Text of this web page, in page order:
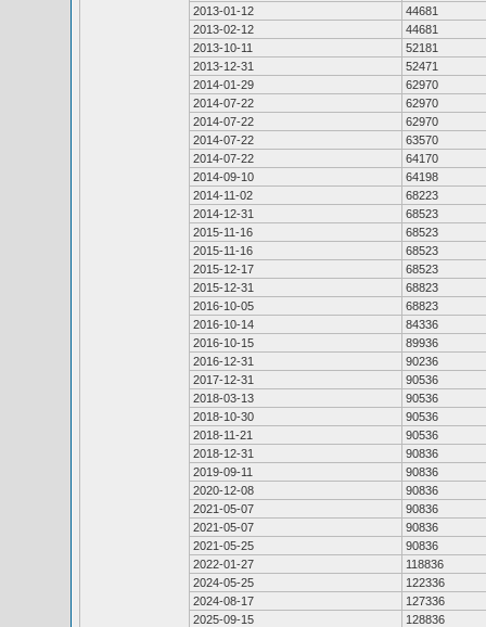
2013-01-12
44681
2013-02-12
44681
2013-10-11
52181
2013-12-31
52471
2014-01-29
62970
2014-07-22
62970
2014-07-22
62970
2014-07-22
63570
2014-07-22
64170
2014-09-10
64198
2014-11-02
68223
2014-12-31
68523
2015-11-16
68523
2015-11-16
68523
2015-12-17
68523
2015-12-31
68823
2016-10-05
68823
2016-10-14
84336
2016-10-15
89936
2016-12-31
90236
2017-12-31
90536
2018-03-13
90536
2018-10-30
90536
2018-11-21
90536
2018-12-31
90836
2019-09-11
90836
2020-12-08
90836
2021-05-07
90836
2021-05-07
90836
2021-05-25
90836
2022-01-27
118836
2024-05-25
122336
2024-08-17
127336
2025-09-15
128836